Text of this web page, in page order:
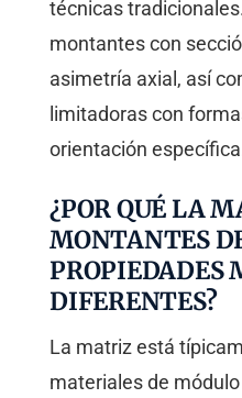
técnicas
montantes con
asimetría axial, así
limitadoras con
orientación
¿POR QUÉ LA
MONTANTES
PROPIEDADES
DIFERENTES?
La matriz está
materiales de